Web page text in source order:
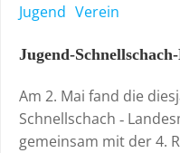
Jugend Verein
Am 2. Mai fand die
Schnellschach ‑
gemeinsam mit der 4.